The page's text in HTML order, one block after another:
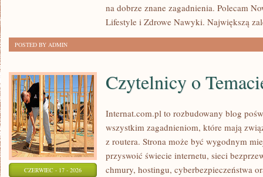
na dobrze znane zagadnienia. Polecam
Lifestyle i Zdrowe Nawyki. Największą
POSTED BY ADMIN
CZERWIEC - 17 - 2026
Czytelnicy o
Internat.com.pl to rozbudowany blog
wszystkim zagadnieniom, które mają
z routera. Strona może być wygodnym
przyswoić świecie internetu, sieci
chmury, hostingu, cyberbezpieczeństwa